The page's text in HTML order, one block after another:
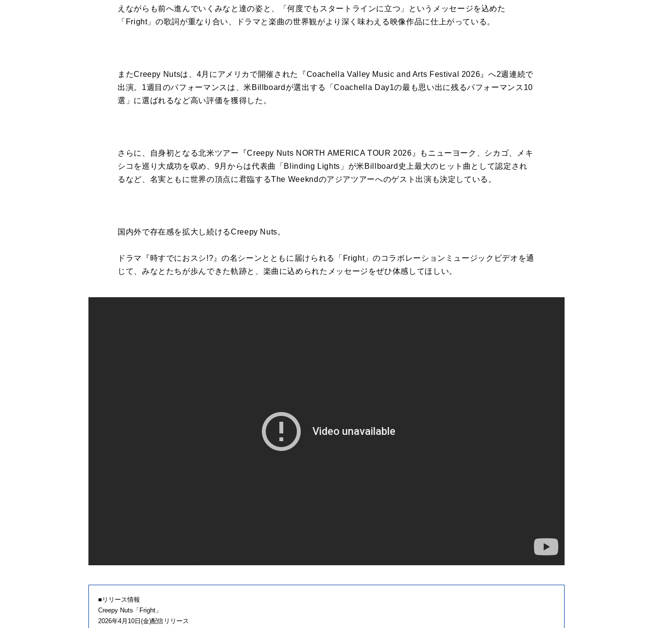
えながらも前へ進んでいくみなと達の姿と、「何度でもスタートラインに立つ」というメッセージを込めた
「Fright」の歌詞が重なり合い、ドラマと楽曲の世界観がより深く味わえる映像作品に仕上がっている。
またCreepy Nutsは、4月にアメリカで開催された『Coachella Valley Music and Arts Festival 2026』へ2週連続で
出演。1週目のパフォーマンスは、米Billboardが選出する「Coachella Day1の最も思い出に残るパフォーマンス10
選」に選ばれるなど高い評価を獲得した。
さらに、自身初となる北米ツアー『Creepy Nuts NORTH AMERICA TOUR 2026』もニューヨーク、シカゴ、メキ
シコを巡り大成功を収め、9月からは代表曲「Blinding Lights」が米Billboard史上最大のヒット曲として認定され
るなど、名実ともに世界の頂点に君臨するThe Weekndのアジアツアーへのゲスト出演も決定している。
国内外で存在感を拡大し続けるCreepy Nuts。
ドラマ『時すでにおスシ!?』の名シーンとともに届けられる「Fright」のコラボレーションミュージックビデオを通
じて、みなとたちが歩んできた軌跡と、楽曲に込められたメッセージをぜひ体感してほしい。
■リリース情報
Creepy Nuts「Fright」
2026年4月10日(金)配信リリース